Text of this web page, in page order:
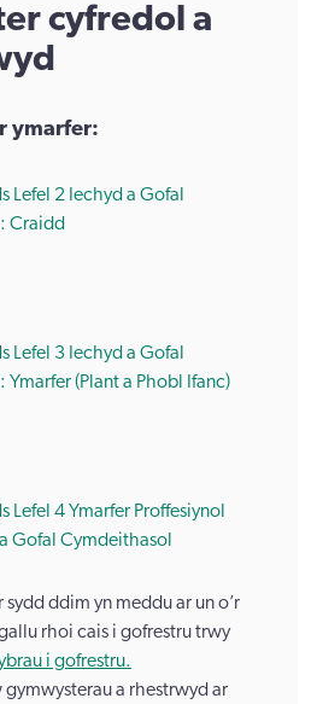
cyfredol a
ymarfer:
Lefel 2 Iechyd a Gofal
Craidd
Lefel 3 Iechyd a Gofal
(Plant a Phobl Ifanc)
Lefel 4 Ymarfer Proffesiynol
Gofal Cymdeithasol
ddim yn meddu ar un o’r
rhoi cais i gofrestru trwy
i gofrestru.
gymwysterau a rhestrwyd ar